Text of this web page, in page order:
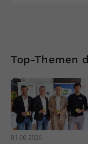
Top-Themen
01.06.2026